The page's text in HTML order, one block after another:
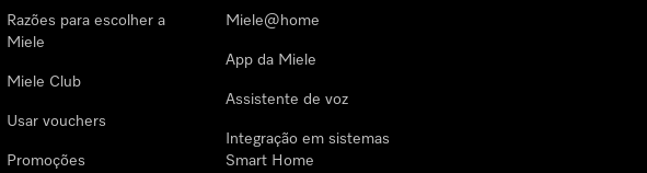
Razões para escolher a
Miele
Miele Club
Usar vouchers
Promoções
Miele@home
App da Miele
Assistente de voz
Integração em sistemas
Smart Home